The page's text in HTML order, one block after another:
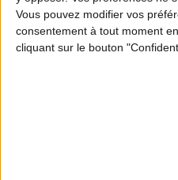
Vous pouvez modifier vos
consentement à tout moment
cliquant sur le bouton